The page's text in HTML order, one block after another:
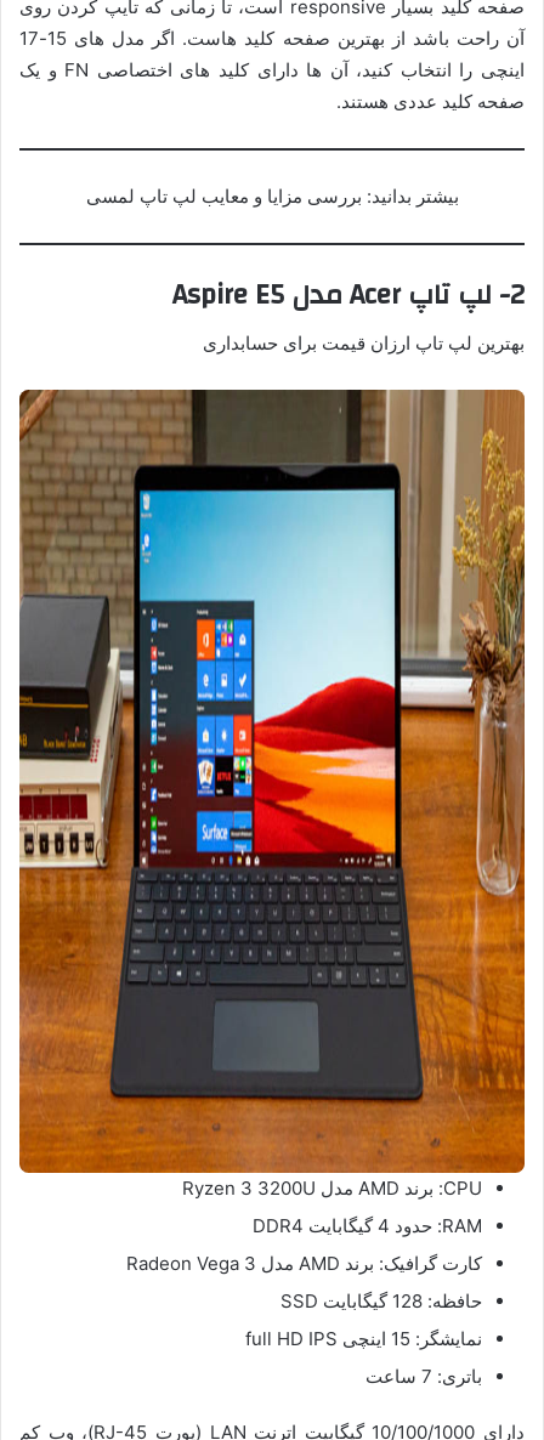
صفحه کلید بسیار responsive است، تا زمانی که تایپ کردن روی
آن راحت باشد از بهترین صفحه کلید هاست. اگر مدل های 15-17
اینچی را انتخاب کنید، آن ها دارای کلید های اختصاصی FN و یک
صفحه کلید عددی هستند.
بیشتر بدانید: بررسی مزایا و معایب لپ تاپ لمسی
2- لپ تاپ Acer مدل Aspire E5
بهترین لپ تاپ ارزان قیمت برای حسابداری
CPU: برند AMD مدل Ryzen 3 3200U
RAM: حدود 4 گیگابایت DDR4
کارت گرافیک: برند AMD مدل Radeon Vega 3
حافظه: 128 گیگابایت SSD
نمایشگر: 15 اینچی full HD IPS
باتری: 7 ساعت
دارای 10/100/1000 گیگابیت اترنت LAN (پورت RJ-45)، وب کم